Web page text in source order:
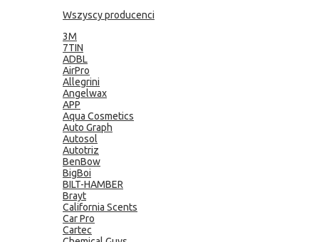
Wszyscy producenci
3M
7TIN
ADBL
AirPro
Allegrini
Angelwax
APP
Aqua Cosmetics
Auto Graph
Autosol
Autotriz
BenBow
BigBoi
BILT-HAMBER
Brayt
California Scents
Car Pro
Cartec